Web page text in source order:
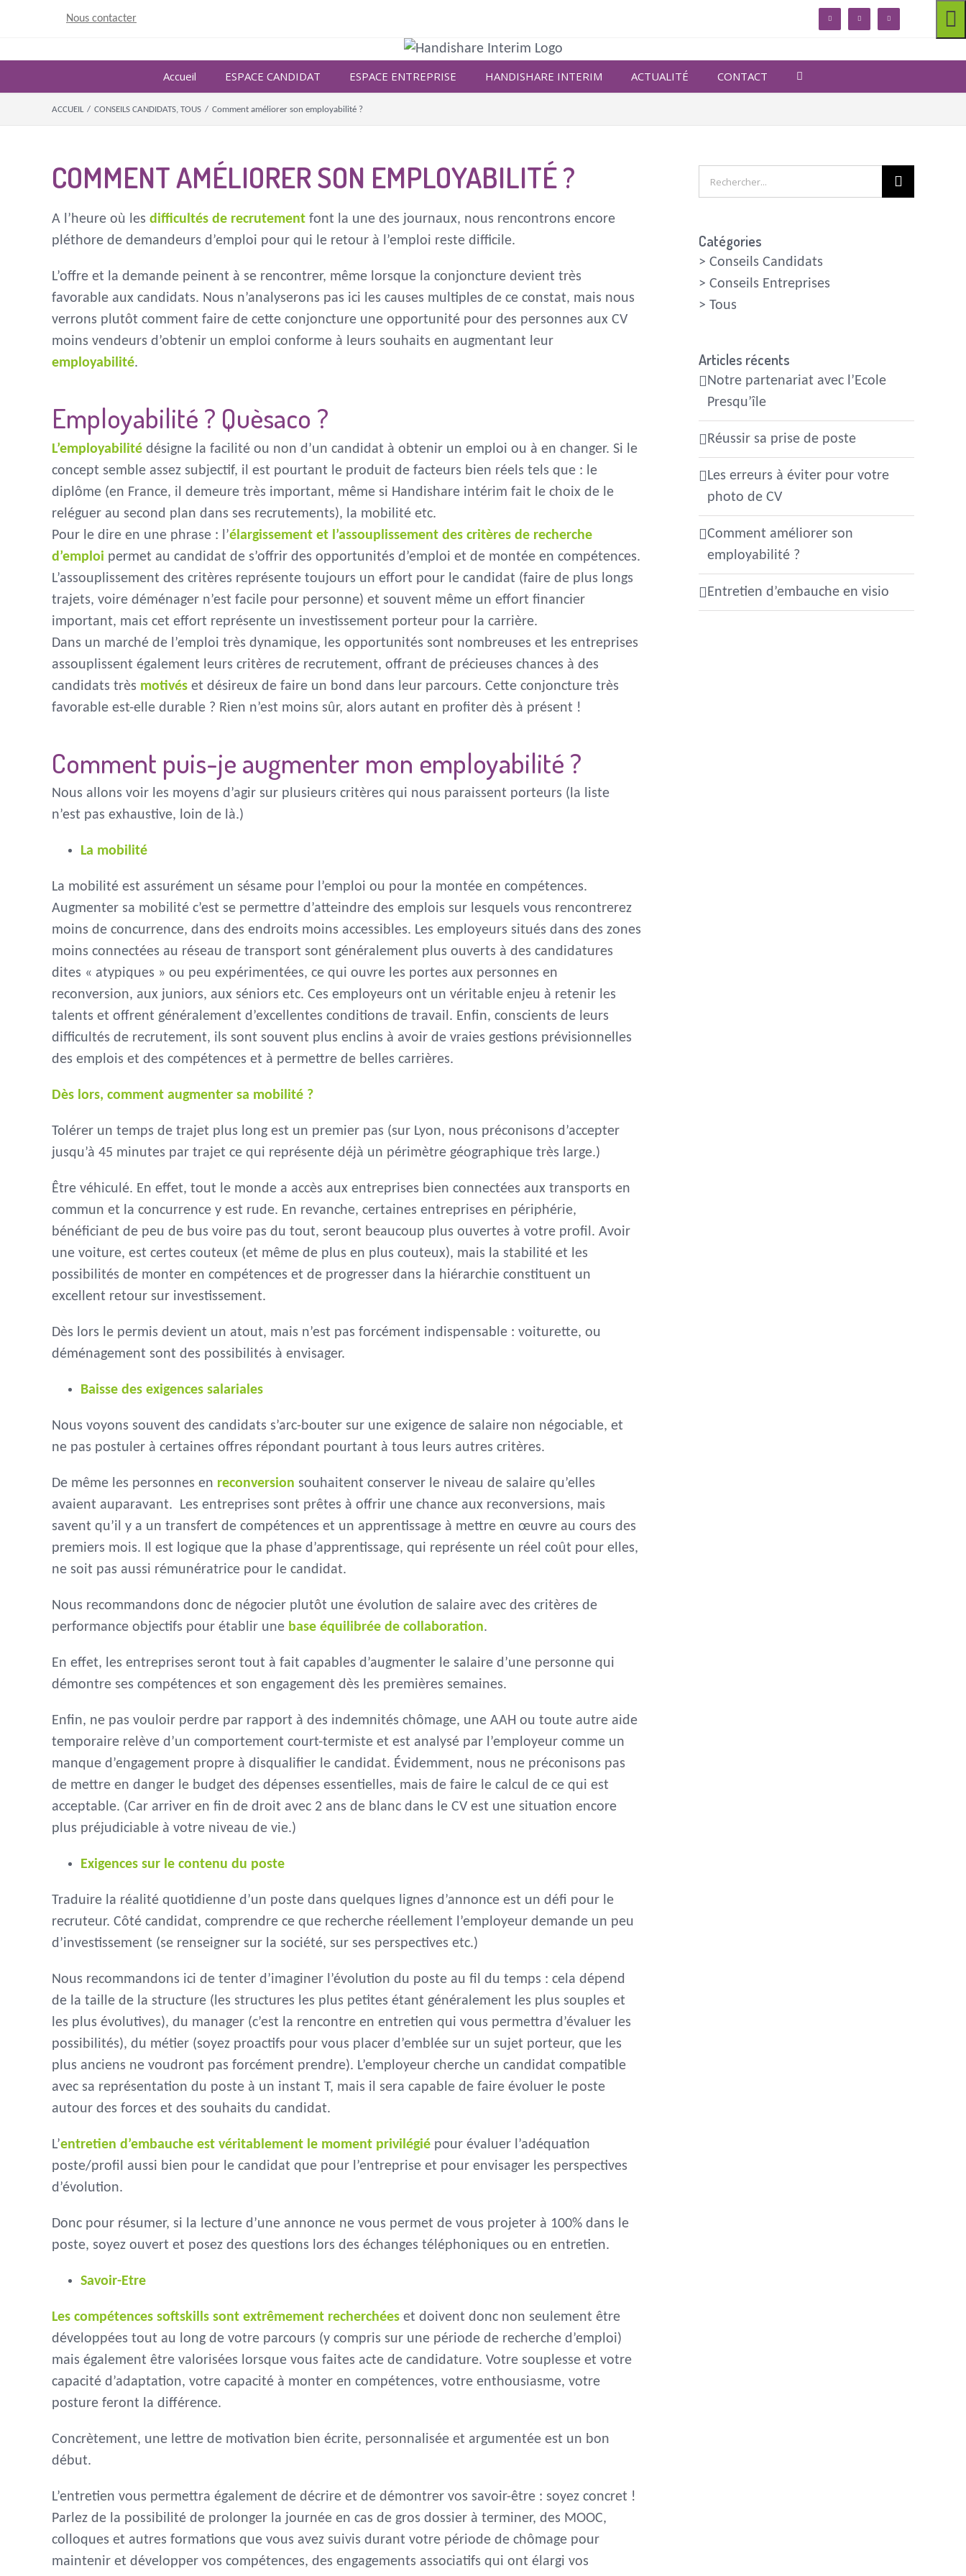
Nous contacter linkedin facebook twitter
Accueil ESPACE CANDIDAT ESPACE ENTREPRISE HANDISHARE INTERIM ACTUALITÉ CONTACT
ACCUEIL / CONSEILS CANDIDATS TOUS / Comment améliorer son employabilité ?
COMMENT AMÉLIORER SON EMPLOYABILITÉ ?
A l’heure où les difficultés de recrutement font la une des journaux, nous rencontrons encore
pléthore de demandeurs d’emploi pour qui le retour à l’emploi reste difficile.
L’offre et la demande peinent à se rencontrer, même lorsque la conjoncture devient très
favorable aux candidats. Nous n’analyserons pas ici les causes multiples de ce constat, mais nous
verrons plutôt comment faire de cette conjoncture une opportunité pour des personnes aux CV
moins vendeurs d’obtenir un emploi conforme à leurs souhaits en augmentant leur
employabilité.
Employabilité ? Quèsaco ?
L’employabilité désigne la facilité ou non d’un candidat à obtenir un emploi ou à en changer. Si le
concept semble assez subjectif, il est pourtant le produit de facteurs bien réels tels que : le
diplôme (en France, il demeure très important, même si Handishare intérim fait le choix de le
reléguer au second plan dans ses recrutements), la mobilité etc.
Pour le dire en une phrase : l’élargissement et l’assouplissement des critères de recherche
d’emploi permet au candidat de s’offrir des opportunités d’emploi et de montée en compétences.
L’assouplissement des critères représente toujours un effort pour le candidat (faire de plus longs
trajets, voire déménager n’est facile pour personne) et souvent même un effort financier
important, mais cet effort représente un investissement porteur pour la carrière.
Dans un marché de l’emploi très dynamique, les opportunités sont nombreuses et les entreprises
assouplissent également leurs critères de recrutement, offrant de précieuses chances à des
candidats très motivés et désireux de faire un bond dans leur parcours. Cette conjoncture très
favorable est-elle durable ? Rien n’est moins sûr, alors autant en profiter dès à présent !
Comment puis-je augmenter mon employabilité ?
Nous allons voir les moyens d’agir sur plusieurs critères qui nous paraissent porteurs (la liste
n’est pas exhaustive, loin de là.)
La mobilité
La mobilité est assurément un sésame pour l’emploi ou pour la montée en compétences.
Augmenter sa mobilité c’est se permettre d’atteindre des emplois sur lesquels vous rencontrerez
moins de concurrence, dans des endroits moins accessibles. Les employeurs situés dans des zones
moins connectées au réseau de transport sont généralement plus ouverts à des candidatures
dites « atypiques » ou peu expérimentées, ce qui ouvre les portes aux personnes en
reconversion, aux juniors, aux séniors etc. Ces employeurs ont un véritable enjeu à retenir les
talents et offrent généralement d’excellentes conditions de travail. Enfin, conscients de leurs
difficultés de recrutement, ils sont souvent plus enclins à avoir de vraies gestions prévisionnelles
des emplois et des compétences et à permettre de belles carrières.
Dès lors, comment augmenter sa mobilité ?
Tolérer un temps de trajet plus long est un premier pas (sur Lyon, nous préconisons d’accepter
jusqu’à 45 minutes par trajet ce qui représente déjà un périmètre géographique très large.)
Être véhiculé. En effet, tout le monde a accès aux entreprises bien connectées aux transports en
commun et la concurrence y est rude. En revanche, certaines entreprises en périphérie,
bénéficiant de peu de bus voire pas du tout, seront beaucoup plus ouvertes à votre profil. Avoir
une voiture, est certes couteux (et même de plus en plus couteux), mais la stabilité et les
possibilités de monter en compétences et de progresser dans la hiérarchie constituent un
excellent retour sur investissement.
Dès lors le permis devient un atout, mais n’est pas forcément indispensable : voiturette, ou
déménagement sont des possibilités à envisager.
Baisse des exigences salariales
Nous voyons souvent des candidats s’arc-bouter sur une exigence de salaire non négociable, et
ne pas postuler à certaines offres répondant pourtant à tous leurs autres critères.
De même les personnes en reconversion souhaitent conserver le niveau de salaire qu’elles
avaient auparavant. Les entreprises sont prêtes à offrir une chance aux reconversions, mais
savent qu’il y a un transfert de compétences et un apprentissage à mettre en œuvre au cours des
premiers mois. Il est logique que la phase d’apprentissage, qui représente un réel coût pour elles,
ne soit pas aussi rémunératrice pour le candidat.
Nous recommandons donc de négocier plutôt une évolution de salaire avec des critères de
performance objectifs pour établir une base équilibrée de collaboration.
En effet, les entreprises seront tout à fait capables d’augmenter le salaire d’une personne qui
démontre ses compétences et son engagement dès les premières semaines.
Enfin, ne pas vouloir perdre par rapport à des indemnités chômage, une AAH ou toute autre aide
temporaire relève d’un comportement court-termiste et est analysé par l’employeur comme un
manque d’engagement propre à disqualifier le candidat. Évidemment, nous ne préconisons pas
de mettre en danger le budget des dépenses essentielles, mais de faire le calcul de ce qui est
acceptable. (Car arriver en fin de droit avec 2 ans de blanc dans le CV est une situation encore
plus préjudiciable à votre niveau de vie.)
Exigences sur le contenu du poste
Traduire la réalité quotidienne d’un poste dans quelques lignes d’annonce est un défi pour le
recruteur. Côté candidat, comprendre ce que recherche réellement l’employeur demande un peu
d’investissement (se renseigner sur la société, sur ses perspectives etc.)
Nous recommandons ici de tenter d’imaginer l’évolution du poste au fil du temps : cela dépend
de la taille de la structure (les structures les plus petites étant généralement les plus souples et
les plus évolutives), du manager (c’est la rencontre en entretien qui vous permettra d’évaluer les
possibilités), du métier (soyez proactifs pour vous placer d’emblée sur un sujet porteur, que les
plus anciens ne voudront pas forcément prendre). L’employeur cherche un candidat compatible
avec sa représentation du poste à un instant T, mais il sera capable de faire évoluer le poste
autour des forces et des souhaits du candidat.
L’entretien d’embauche est véritablement le moment privilégié pour évaluer l’adéquation
poste/profil aussi bien pour le candidat que pour l’entreprise et pour envisager les perspectives
d’évolution.
Donc pour résumer, si la lecture d’une annonce ne vous permet de vous projeter à 100% dans le
poste, soyez ouvert et posez des questions lors des échanges téléphoniques ou en entretien.
Savoir-Etre
Les compétences softskills sont extrêmement recherchées et doivent donc non seulement être
développées tout au long de votre parcours (y compris sur une période de recherche d’emploi)
mais également être valorisées lorsque vous faites acte de candidature. Votre souplesse et votre
capacité d’adaptation, votre capacité à monter en compétences, votre enthousiasme, votre
posture feront la différence.
Concrètement, une lettre de motivation bien écrite, personnalisée et argumentée est un bon
début.
L’entretien vous permettra également de décrire et de démontrer vos savoir-être : soyez concret !
Parlez de la possibilité de prolonger la journée en cas de gros dossier à terminer, des MOOC,
colloques et autres formations que vous avez suivis durant votre période de chômage pour
maintenir et développer vos compétences, des engagements associatifs qui ont élargi vos
Rechercher
Catégories
> Conseils Candidats
> Conseils Entreprises
> Tous
Articles récents
Notre partenariat avec l’Ecole
Presqu’île
Réussir sa prise de poste
Les erreurs à éviter pour votre
photo de CV
Comment améliorer son
employabilité ?
Entretien d’embauche en visio